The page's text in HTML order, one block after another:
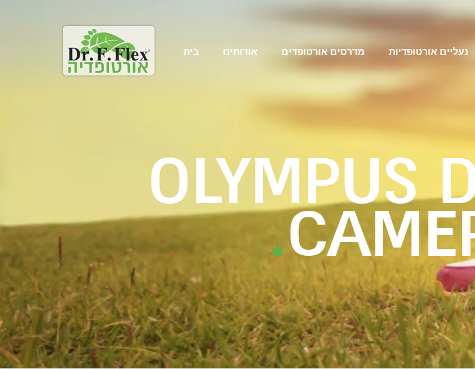
בית אודותינו מדרסים אורטופדים נעליים אורטופדיות
OLYMPUS
.